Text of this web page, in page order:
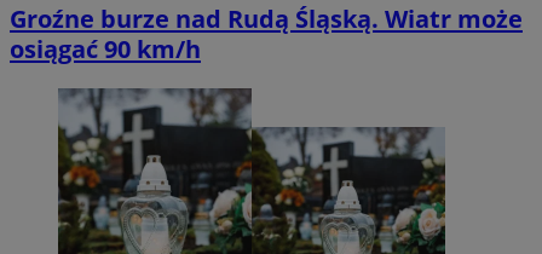
Groźne burze nad Rudą Śląską. Wiatr może
osiągać 90 km/h